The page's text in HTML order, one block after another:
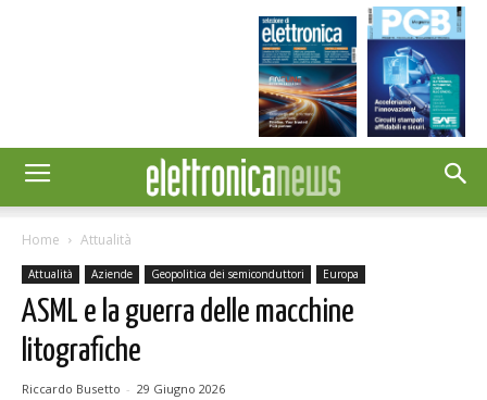
Home Attualità
Attualità Aziende Geopolitica dei semiconduttori Europa
ASML e la guerra delle macchine
litografiche
Riccardo Busetto - 29 Giugno 2026